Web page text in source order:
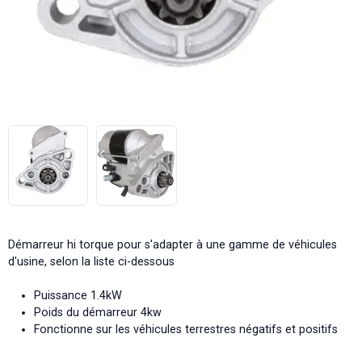
Démarreur hi torque pour s'adapter à une gamme de véhicules
d'usine, selon la liste ci-dessous
Puissance 1.4kW
Poids du démarreur 4kw
Fonctionne sur les véhicules terrestres négatifs et positifs